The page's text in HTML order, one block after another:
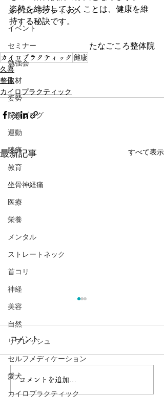
カイロプラクティック
イベント
セミナー
勉強会
取材
姿勢
院長ブログ
運動
膝痛
教育
坐骨神経痛
医療
栄養
メンタル
ストレートネック
首コリ
神経
美容
自然
リフレッシュ
セルフメディケーション
愛犬
カイロプラクティック
姿勢を維持しておくことは、健康を維
持する秘訣です。
たなごころ整体院
カイロプラクティック 健康
久喜
整体
カイロプラクティック
最新記事 すべて表示
【安定期～臨月までOK】
妊娠中の腰痛・足のむく
コメント
コメントを追加…